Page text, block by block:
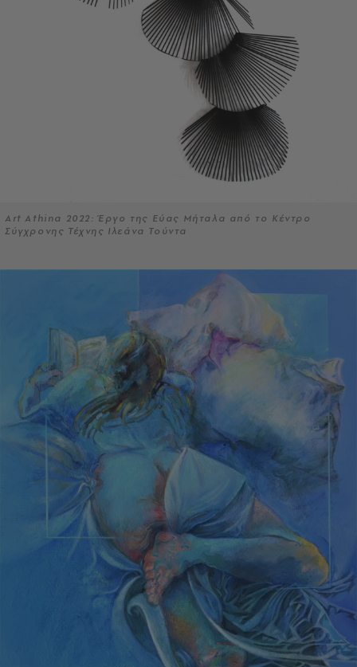
Art Athina 2022: Έργο της Εύας Μήταλα από το Κέντρο
Σύγχρονης Τέχνης Ιλεάνα Τούντα